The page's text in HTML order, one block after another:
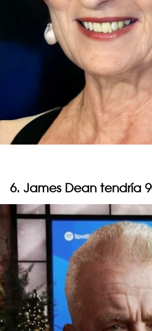
6. James Dean tendría